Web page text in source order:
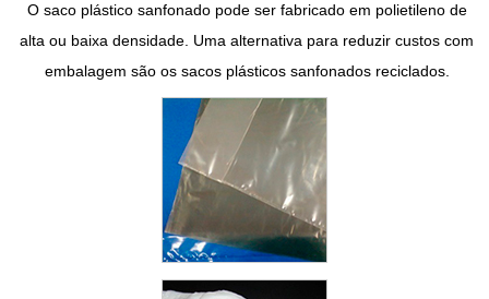
O saco plástico sanfonadopode ser fabricado em polietileno de
alta ou baixa densidade. Uma alternativa para reduzir custos com
embalagem são os sacos plásticos sanfonadosreciclados.